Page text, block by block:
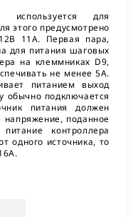
используется для
этого предусмотрено
11А. Первая пара,
для питания шаговых
на клеммниках D9,
не менее 5A.
питанием выход
обычно подключается
питания должен
поданное
контроллера
одного источника, то